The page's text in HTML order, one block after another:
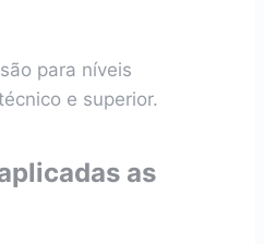
para níveis
e superior.
as